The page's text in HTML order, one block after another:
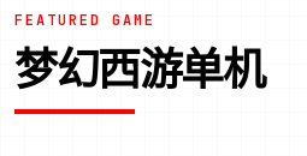
FEATURED GAME
梦幻西游单机